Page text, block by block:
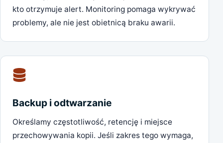
kto otrzymuje alert. Monitoring pomaga wykrywać
problemy, ale nie jest obietnicą braku awarii.
Backup i odtwarzanie
Określamy częstotliwość, retencję i miejsce
przechowywania kopii. Jeśli zakres tego wymaga,